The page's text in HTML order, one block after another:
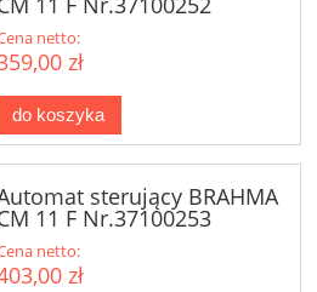
netto:
zł
do koszyka
sterujący BRAHMA
11 F Nr.37100253
netto:
zł